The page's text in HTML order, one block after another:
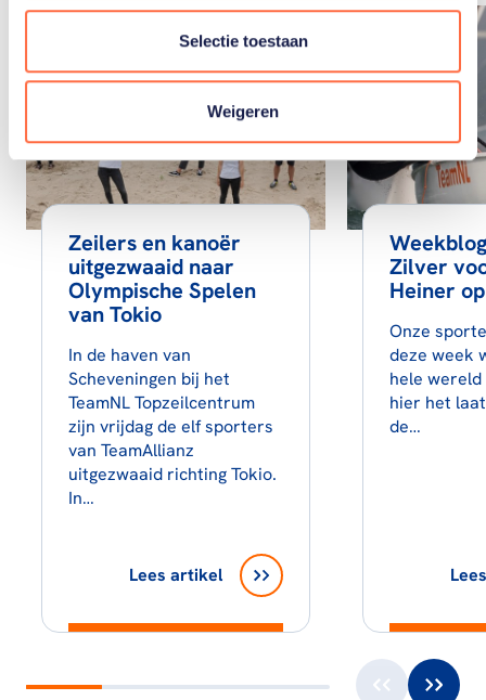
Selectie toestaan
Weigeren
Zeilers en kanoër
uitgezwaaid naar
Olympische Spelen
van Tokio
In de haven van
Scheveningen bij het
TeamNL Topzeilcentrum
zijn vrijdag de elf sporters
van TeamAllianz
uitgezwaaid richting Tokio.
In…
Lees artikel
Zilver
Heiner
Onze
deze week
hele
hier het
de…